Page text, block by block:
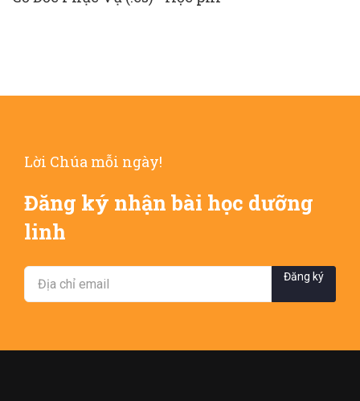
Lời Chúa mỗi ngày!
Đăng ký nhận bài học dưỡng
linh
Đăng ký